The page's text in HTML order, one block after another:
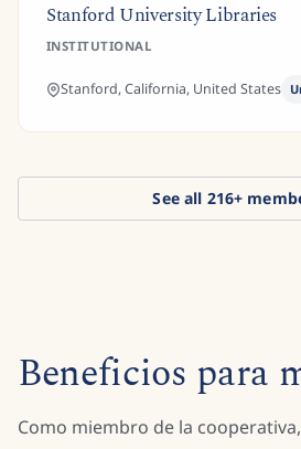
Stanford University Libraries
INSTITUTIONAL
Stanford, California, United States
See all 216+
Beneficios para
Como miembro de la